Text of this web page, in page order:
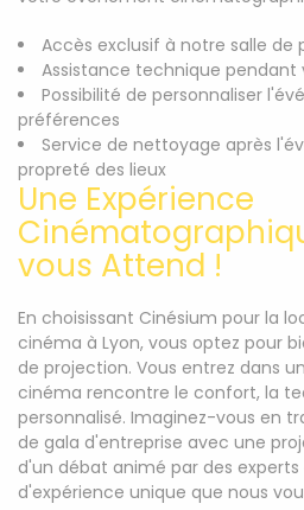
Accès exclusif à notre salle de
Assistance technique
Possibilité de personnaliser
préférences
Service de nettoyage après
propreté des lieux
Une Expérience
vous Attend !
En choisissant Cinésium pour la
cinéma à Lyon, vous optez pour
de projection. Vous entrez dans
cinéma rencontre le confort, la
personnalisé. Imaginez-vous en
de gala d'entreprise avec une
d'un débat animé par des
d'expérience unique que nous